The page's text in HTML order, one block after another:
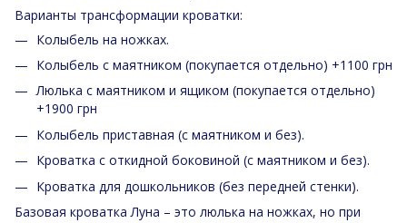
Варианты трансформации кроватки:
Колыбель на ножках.
Колыбель с маятником (покупается отдельно) +1100 грн
Люлька с маятником и ящиком (покупается отдельно)
+1900 грн
Колыбель приставная (с маятником и без).
Кроватка с откидной боковиной (с маятником и без).
Кроватка для дошкольников (без передней стенки).
Базовая кроватка Луна – это люлька на ножках, но при